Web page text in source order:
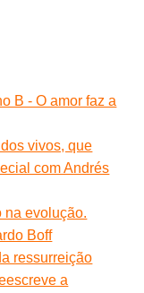
B - O amor faz a
vivos, que
com Andrés
na evolução.
Boff
ressurreição
a